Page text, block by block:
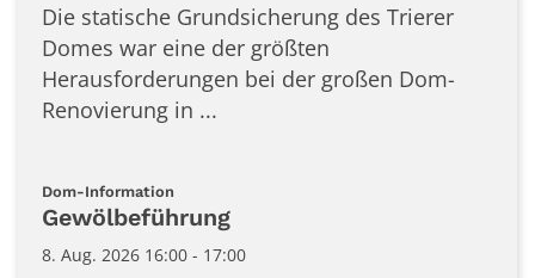
Die statische Grundsicherung des Trierer
Domes war eine der größten
Herausforderungen bei der großen Dom-
Renovierung in ...
Dom-Information
Gewölbeführung
8. Aug. 2026 16:00 - 17:00